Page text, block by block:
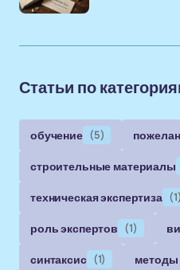
Статьи по
обучение (5)
строительные материалы
техническая экспертиза (1)
роль экспертов (1)
синтаксис (1) методы